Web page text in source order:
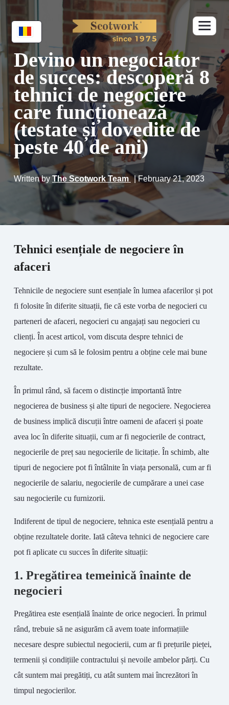
Devino un negociator
de succes: descoperă 8
tehnici de negociere
care funcționează
(testate și dovedite de
peste 40 de ani)
Written by The Scotwork Team | February 21, 2023
Tehnici esențiale de negociere în
afaceri
Tehnicile de negociere sunt esențiale în lumea afacerilor și pot
fi folosite în diferite situații, fie că este vorba de negocieri cu
parteneri de afaceri, negocieri cu angajați sau negocieri cu
clienți. În acest articol, vom discuta despre tehnici de
negociere și cum să le folosim pentru a obține cele mai bune
rezultate.
În primul rând, să facem o distincție importantă între
negocierea de business și alte tipuri de negociere. Negocierea
de business implică discuții între oameni de afaceri și poate
avea loc în diferite situații, cum ar fi negocierile de contract,
negocierile de preț sau negocierile de licitație. În schimb, alte
tipuri de negociere pot fi întâlnite în viața personală, cum ar fi
negocierile de salariu, negocierile de cumpărare a unei case
sau negocierile cu furnizorii.
Indiferent de tipul de negociere, tehnica este esențială pentru a
obține rezultatele dorite. Iată câteva tehnici de negociere care
pot fi aplicate cu succes în diferite situații:
1. Pregătirea temeinică înainte de
negocieri
Pregătirea este esențială înainte de orice negocieri. În primul
rând, trebuie să ne asigurăm că avem toate informațiile
necesare despre subiectul negocierii, cum ar fi prețurile pieței,
termenii și condițiile contractului și nevoile ambelor părți. Cu
cât suntem mai pregătiți, cu atât suntem mai încrezători în
timpul negocierilor.